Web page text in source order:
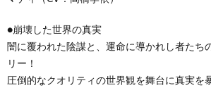
●崩壊した世界の真実
闇に覆われた陰謀と、運命に導かれし者たち
リー！
圧倒的なクオリティの世界観を舞台に真実を